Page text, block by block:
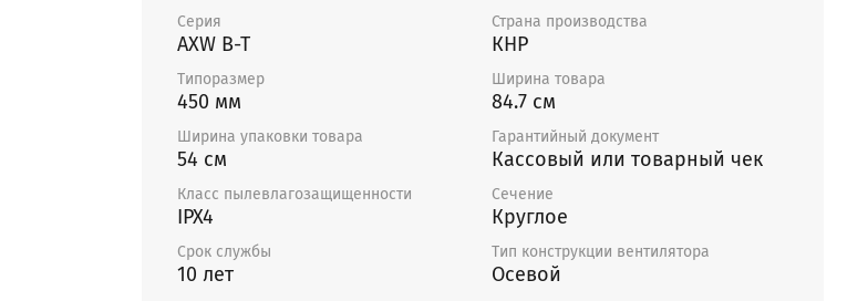
Серия
AXW B-T
Страна производства
КНР
Типоразмер
450 мм
Ширина товара
84.7 см
Ширина упаковки товара
54 см
Гарантийный документ
Кассовый или товарный чек
Класс пылевлагозащищенности
IPX4
Сечение
Круглое
Срок службы
10 лет
Тип конструкции вентилятора
Осевой